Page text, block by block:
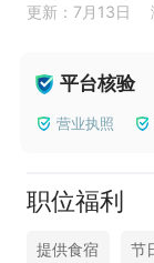
更新：7月13日
平台核验
营业执照
职位福利
提供食宿 节